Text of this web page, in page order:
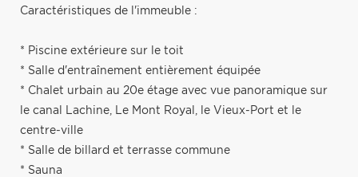
Caractéristiques de l'immeuble :
* Piscine extérieure sur le toit
* Salle d'entraînement entièrement équipée
* Chalet urbain au 20e étage avec vue panoramique sur
le canal Lachine, Le Mont Royal, le Vieux-Port et le
centre-ville
* Salle de billard et terrasse commune
* Sauna